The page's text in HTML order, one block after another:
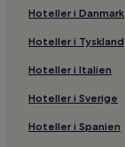
Hoteller i Danmark
Hoteller i Tyskland
Hoteller i Italien
Hoteller i Sverige
Hoteller i Spanien